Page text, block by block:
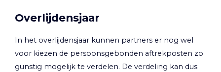
Overlijdensjaar
In het overlijdensjaar kunnen partners er nog wel
voor kiezen de persoonsgebonden aftrekposten zo
gunstig mogelijk te verdelen. De verdeling kan dus